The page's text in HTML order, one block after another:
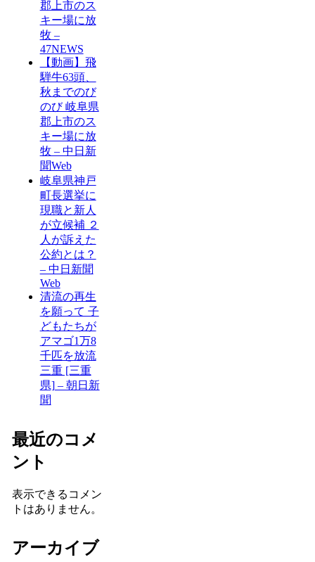
郡上市のス
キー場に放
牧 –
47NEWS
【動画】飛
騨牛63頭、
秋までのび
のび 岐阜県
郡上市のス
キー場に放
牧 – 中日新
聞Web
岐阜県神戸
町長選挙に
現職と新人
が立候補 ２
人が訴えた
公約とは？
– 中日新聞
Web
清流の再生
を願って 子
どもたちが
アマゴ1万8
千匹を放流
三重 [三重
県] – 朝日新
聞
最近のコメ
ント
表示できるコメン
トはありません。
アーカイブ